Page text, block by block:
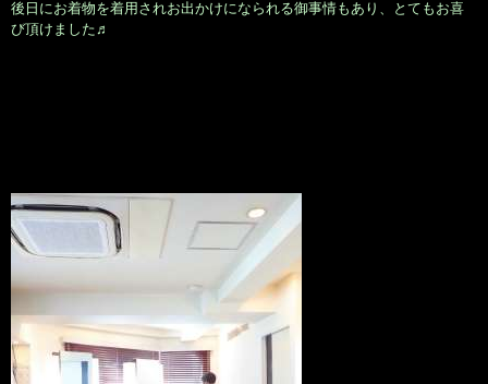
後日にお着物を着用されお出かけになられる御事情もあり、とてもお喜
び頂けました♬